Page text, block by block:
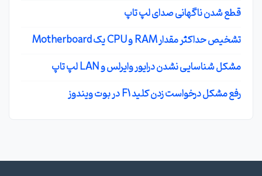
قطع شدن ناگهانی صدای لپ تاپ
تشخیص حداکثر مقدار RAM و CPU یک Motherboard
مشکل شناسایی نشدن درایور وایرلس و LAN لپ تاپ
رفع مشکل درخواست زدن کلید F1 در بوت ویندوز